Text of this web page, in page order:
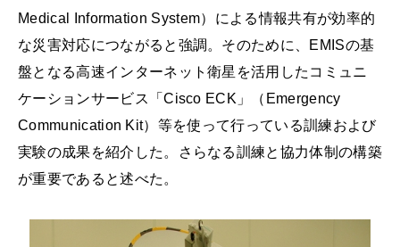
Medical Information System）による情報共有が効率的
な災害対応につながると強調。そのために、EMISの基
盤となる高速インターネット衛星を活用したコミュニ
ケーションサービス「Cisco ECK」（Emergency
Communication Kit）等を使って行っている訓練および
実験の成果を紹介した。さらなる訓練と協力体制の構築
が重要であると述べた。